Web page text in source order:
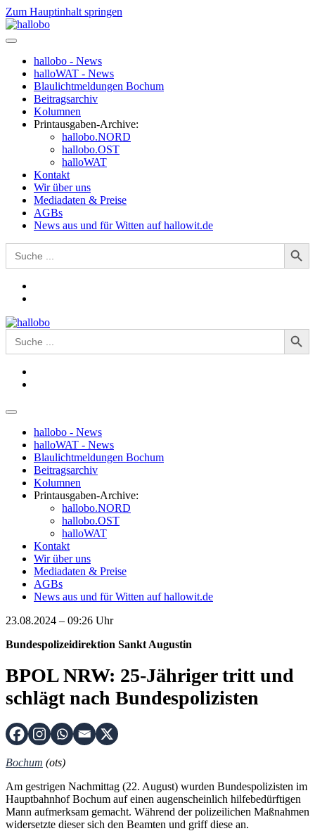
Zum Hauptinhalt springen
hallobo - News
halloWAT - News
Blaulichtmeldungen Bochum
Beitragsarchiv
Kolumnen
Printausgaben-Archive:
hallobo.NORD
hallobo.OST
halloWAT
Kontakt
Wir über uns
Mediadaten & Preise
AGBs
News aus und für Witten auf hallowit.de
Search
for:
Search Button
Search
for:
Search Button
hallobo - News
halloWAT - News
Blaulichtmeldungen Bochum
Beitragsarchiv
Kolumnen
Printausgaben-Archive:
hallobo.NORD
hallobo.OST
halloWAT
Kontakt
Wir über uns
Mediadaten & Preise
AGBs
News aus und für Witten auf hallowit.de
23.08.2024 – 09:26 Uhr
Bundespolizeidirektion Sankt Augustin
BPOL NRW: 25-Jähriger tritt und
schlägt nach Bundespolizisten
Bochum (ots)
Am gestrigen Nachmittag (22. August) wurden Bundespolizisten im
Hauptbahnhof Bochum auf einen augenscheinlich hilfebedürftigen
Mann aufmerksam gemacht. Während der polizeilichen Maßnahmen
widersetzte dieser sich den Beamten und griff diese an.